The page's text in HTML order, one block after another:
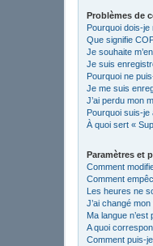
Problèmes de
Pourquoi dois-je
Que signifie
Je souhaite
Je suis
Pourquoi ne
Je me suis
J’ai perdu mon
Pourquoi suis-je
À quoi sert «
Paramètres et
Comment
Comment
Les heures ne
J’ai changé
Ma langue n’est
A quoi
Comment puis-